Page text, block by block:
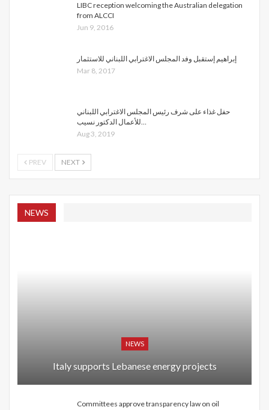
LIBC reception welcoming the Australian delegation
from ALCCI
Jun 9, 2016
إبراهيم إستقبل وفد المجلس الاغترابي اللبناني للاستثمار
Mar 8, 2017
حفل غذاء على شرف رئيس المجلس الاغترابي اللبناني
للأعمال الدكتور نسيب…
Aug 3, 2019
PREV NEXT
NEWS
NEWS
Italy supports Lebanese energy projects
Committees approve transparency law on oil